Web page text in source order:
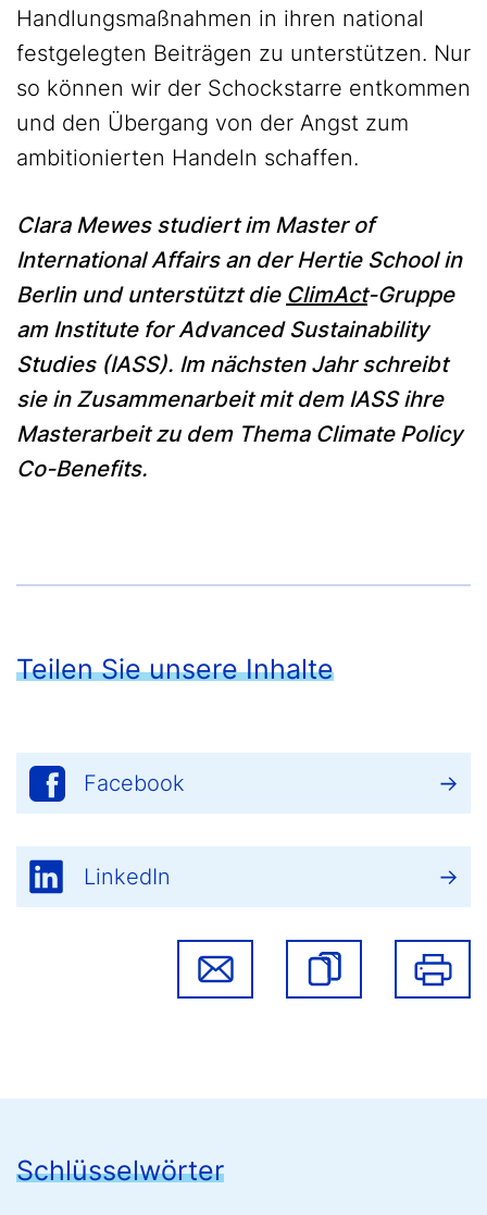
Handlungsmaßnahmen in ihren national
festgelegten Beiträgen zu unterstützen. Nur
so können wir der Schockstarre entkommen
und den Übergang von der Angst zum
ambitionierten Handeln schaffen.
Clara Mewes studiert im Master of
International Affairs an der Hertie School in
Berlin und unterstützt die ClimAct-Gruppe
am Institute for Advanced Sustainability
Studies (IASS). Im nächsten Jahr schreibt
sie in Zusammenarbeit mit dem IASS ihre
Masterarbeit zu dem Thema Climate Policy
Co-Benefits.
Teilen Sie unsere Inhalte
Facebook
LinkedIn
Schlüsselwörter